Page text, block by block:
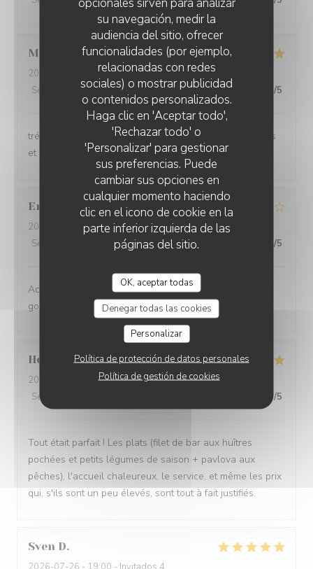
su navegación, medir la
audiencia del sitio, ofrecer
funcionalidades (por ejemplo,
relacionadas con redes
sociales) o mostrar publicidad
o contenidos personalizados.
Haga clic en 'Aceptar todo',
'Rechazar todo' o
'Personalizar' para gestionar
sus preferencias. Puede
cambiar sus opciones en
cualquier momento haciendo
clic en el icono de cookie en la
parte inferior izquierda de las
páginas del sitio.
OK, aceptar todas
Denegar todas las cookies
Personalizar
Política de protección de datos personales
Política de gestión de cookies
Mireille J
2026-08-02
- 21:30 - Invitados 3
Servicio
/5 Ambiente :5 /5 Menú: 4/5 Calidad / Precio /5
trés agréable lieu avec un service attentif, de bons plats
et des vins bien sélectionnés : merci :-)
Eric
2026-08-01
- 20:00 - Invitados 4
Servicio
Ambiente: 5/5 Menú :5/5 4/5
Accueil chaleureux et des plats très bien préparés et
goûteux
Helene L
2026-07-29
- 19:30 - Invitados 2
Servicio
5/5
Tout était parfait ! Les plats (filet de bar aux huîtres
pochées et petits légumes de saison + pavlova aux
pêches), l'accueil chaleureux, le service, et même les prix
qui, s'ils sont un peu élevés, sont tout à fait justifiés.
Sven D
LE NULLE PART AILLEURS